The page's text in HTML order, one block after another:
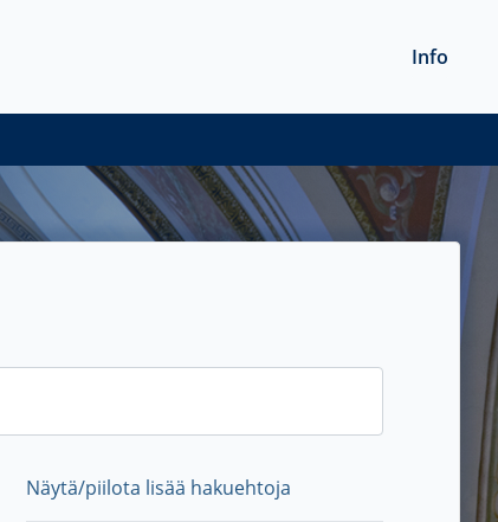
Info
Näytä/piilota lisää hakuehtoja